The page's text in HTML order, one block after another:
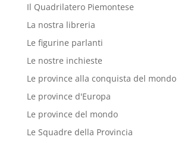
Il Quadrilatero Piemontese
La nostra libreria
Le figurine parlanti
Le nostre inchieste
Le province alla conquista del mondo
Le province d'Europa
Le province del mondo
Le Squadre della Provincia